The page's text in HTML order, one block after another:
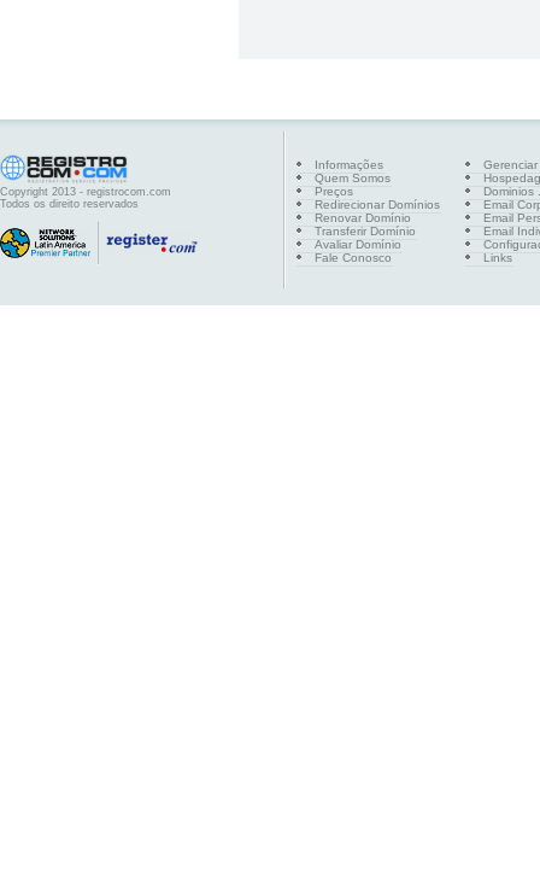
Copyright 2013 - registrocom.com
Todos os direito reservados
Informações
Quem Somos
Preços
Redirecionar Domínios
Renovar Domínio
Transferir Domínio
Avaliar Domínio
Fale Conosco
Dominios
Email
Email
Email
Links